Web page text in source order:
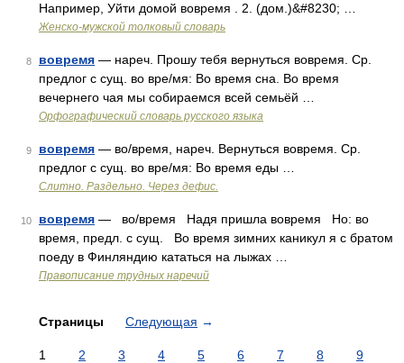
Например, Уйти домой вовремя . 2. (дом.)&#8230; …
Женско-мужской толковый словарь
8 вовремя — нареч. Прошу тебя вернуться вовремя. Ср.
предлог с сущ. во вре/мя: Во время сна. Во время
вечернего чая мы собираемся всей семьёй …
Орфографический словарь русского языка
9 вовремя — во/время, нареч. Вернуться вовремя. Ср.
предлог с сущ. во вре/мя: Во время еды …
Слитно. Раздельно. Через дефис.
10 вовремя — во/время Надя пришла вовремя Но: во
время, предл. с сущ. Во время зимних каникул я с братом
поеду в Финляндию кататься на лыжах …
Правописание трудных наречий
Страницы Следующая →
1 2 3 4 5 6 7 8
9